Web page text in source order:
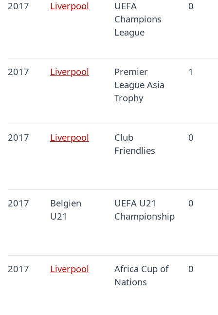
2017 Liverpool
UEFA
Champions
League
0
2017 Liverpool
Premier
League Asia
Trophy
1
2017 Liverpool
Club
Friendlies
0
2017
Belgien
U21
UEFA U21
Championship
0
2017 Liverpool
Africa Cup of
Nations
0